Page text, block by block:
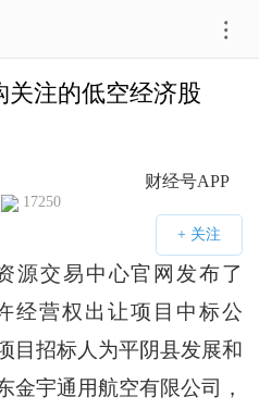
关注的低空经济股
财经号APP
17250
源交易中心官网发布了
经营权出让项目中标公
目招标人为平阴县发展和
金宇通用航空有限公司，